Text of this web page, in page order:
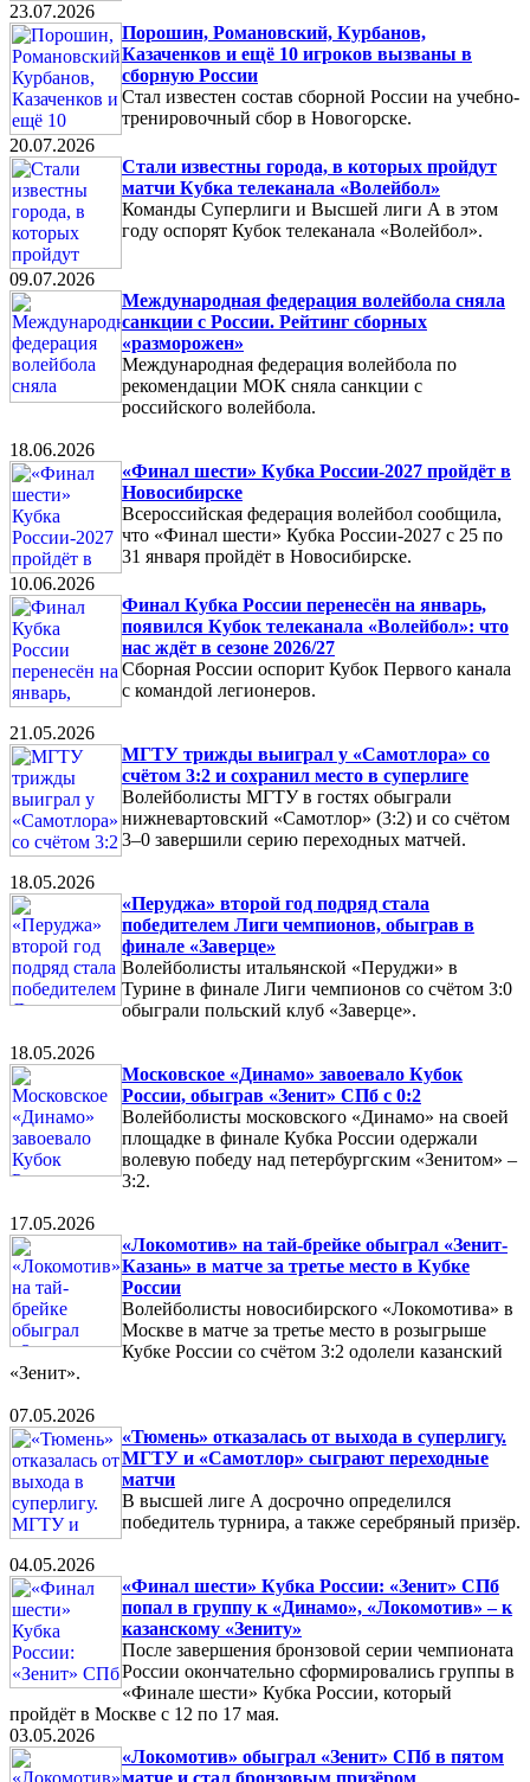
23.07.2026
Порошин, Романовский, Курбанов,
Казаченков и ещё 10 игроков вызваны в
сборную России
Стал известен состав сборной России на учебно-
тренировочный сбор в Новогорске.
20.07.2026
Стали известны города, в которых пройдут
матчи Кубка телеканала «Волейбол»
Команды Суперлиги и Высшей лиги А в этом
году оспорят Кубок телеканала «Волейбол».
09.07.2026
Международная федерация волейбола сняла
санкции с России. Рейтинг сборных
«разморожен»
Международная федерация волейбола по
рекомендации МОК сняла санкции с
российского волейбола.
18.06.2026
«Финал шести» Кубка России-2027 пройдёт в
Новосибирске
Всероссийская федерация волейбол сообщила,
что «Финал шести» Кубка России-2027 с 25 по
31 января пройдёт в Новосибирске.
10.06.2026
Финал Кубка России перенесён на январь,
появился Кубок телеканала «Волейбол»: что
нас ждёт в сезоне 2026/27
Сборная России оспорит Кубок Первого канала
с командой легионеров.
21.05.2026
МГТУ трижды выиграл у «Самотлора» со
счётом 3:2 и сохранил место в суперлиге
Волейболисты МГТУ в гостях обыграли
нижневартовский «Самотлор» (3:2) и со счётом
3–0 завершили серию переходных матчей.
18.05.2026
«Перуджа» второй год подряд стала
победителем Лиги чемпионов, обыграв в
финале «Заверце»
Волейболисты итальянской «Перуджи» в
Турине в финале Лиги чемпионов со счётом 3:0
обыграли польский клуб «Заверце».
18.05.2026
Московское «Динамо» завоевало Кубок
России, обыграв «Зенит» СПб с 0:2
Волейболисты московского «Динамо» на своей
площадке в финале Кубка России одержали
волевую победу над петербургским «Зенитом» –
3:2.
17.05.2026
«Локомотив» на тай-брейке обыграл «Зенит-
Казань» в матче за третье место в Кубке
России
Волейболисты новосибирского «Локомотива» в
Москве в матче за третье место в розыгрыше
Кубке России со счётом 3:2 одолели казанский
«Зенит».
07.05.2026
«Тюмень» отказалась от выхода в суперлигу.
МГТУ и «Самотлор» сыграют переходные
матчи
В высшей лиге А досрочно определился
победитель турнира, а также серебряный призёр.
04.05.2026
«Финал шести» Кубка России: «Зенит» СПб
попал в группу к «Динамо», «Локомотив» – к
казанскому «Зениту»
После завершения бронзовой серии чемпионата
России окончательно сформировались группы в
«Финале шести» Кубка России, который
пройдёт в Москве с 12 по 17 мая.
03.05.2026
«Локомотив» обыграл «Зенит» СПб в пятом
матче и стал бронзовым призёром